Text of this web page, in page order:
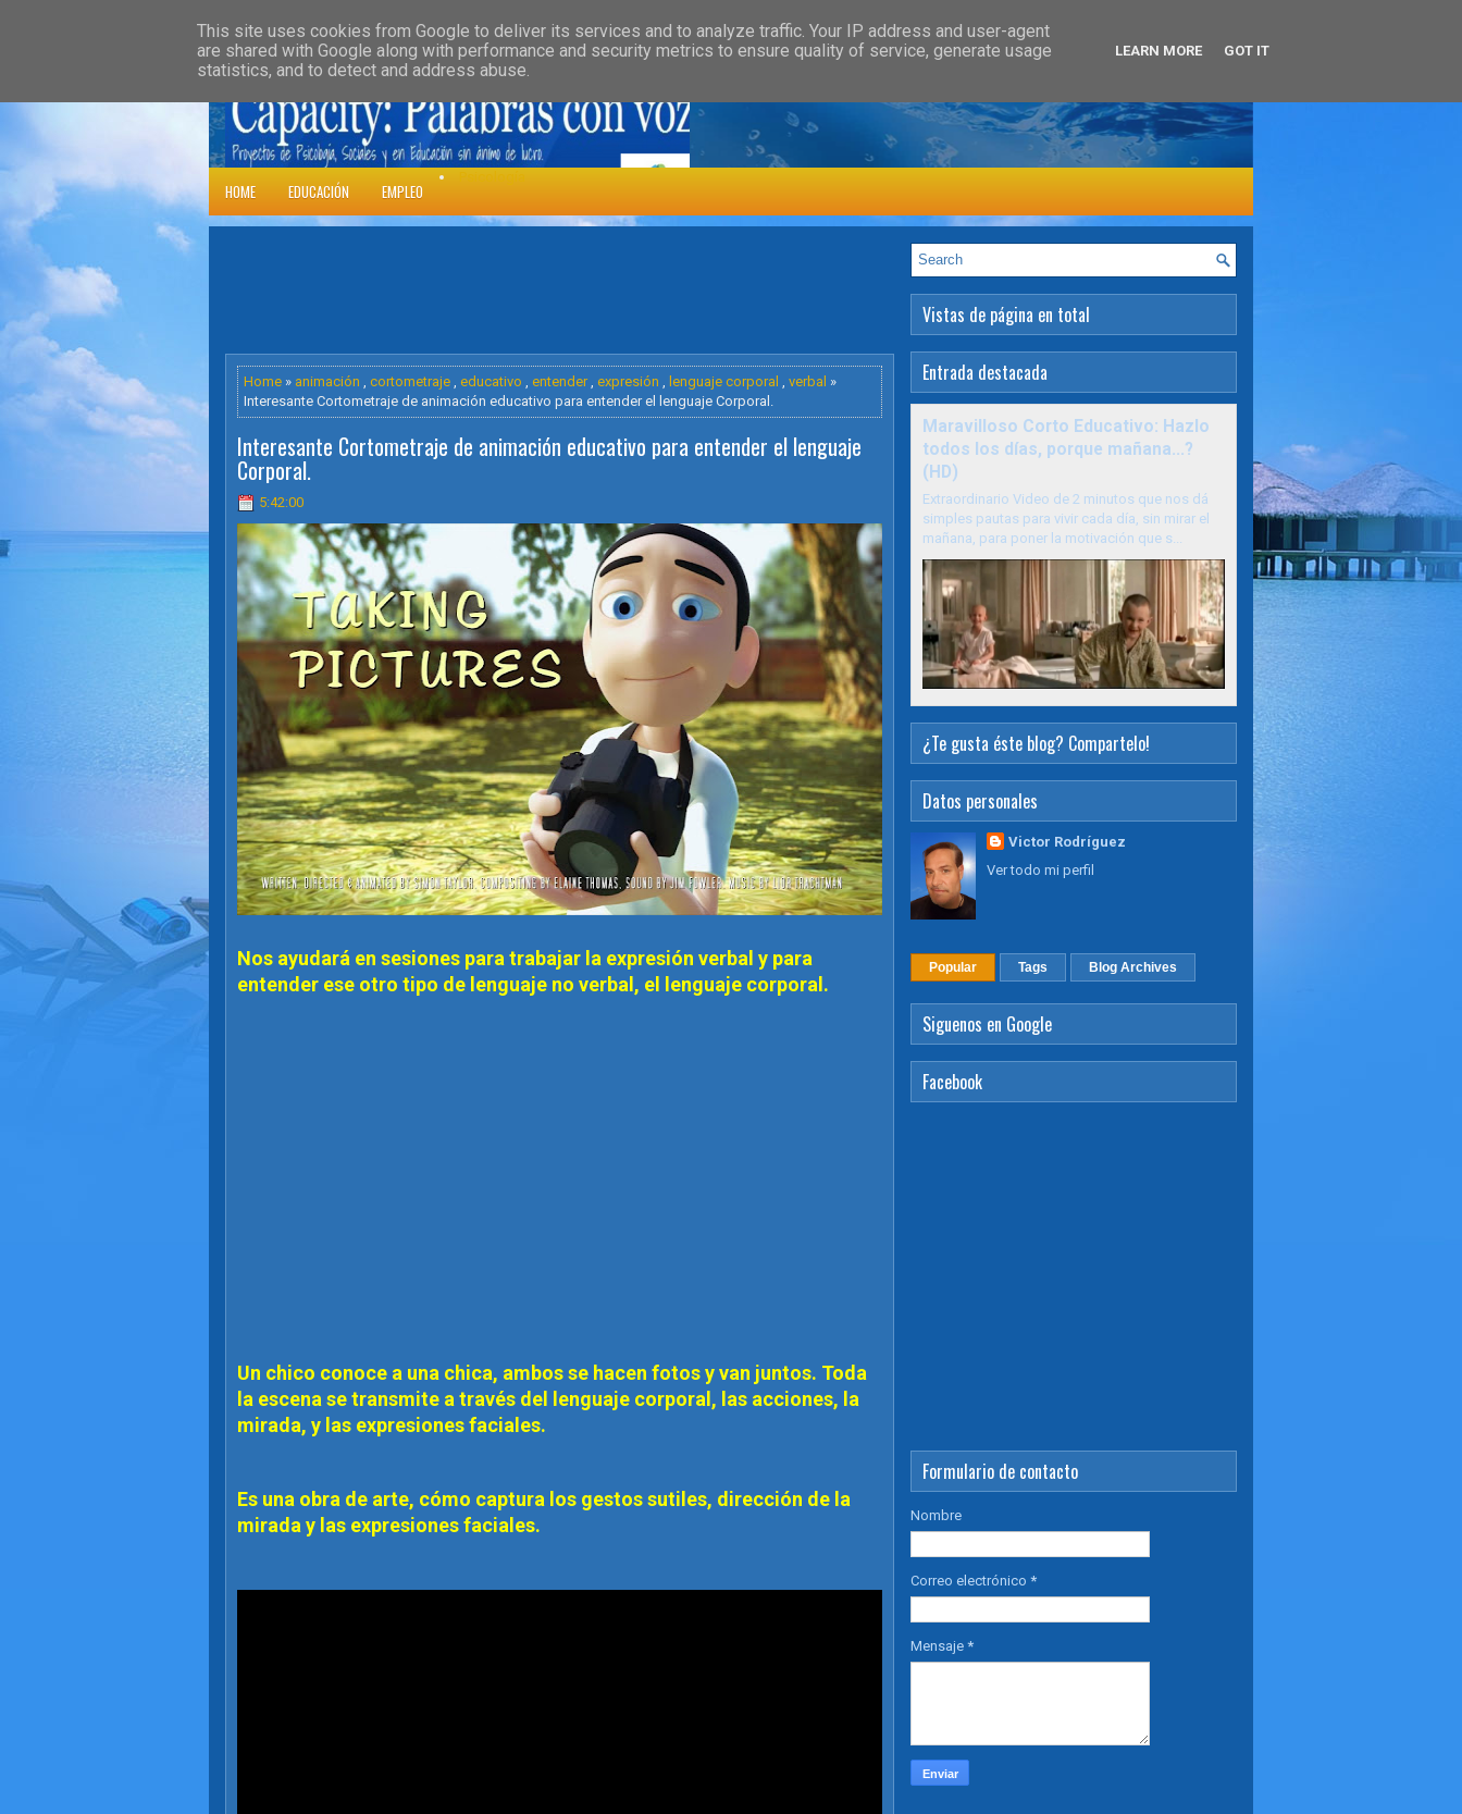
HOME DOWNLOADS » PARENT CATEGORY » FEATURED HEALTH »
HOME EDUCACIÓN EMPLEO
Home » animación , cortometraje , educativo , entender, expresión , lenguaje corporal , verbal »
Interesante Cortometraje de animación educativo para entender el lenguaje Corporal.
Interesante Cortometraje de animación educativo para entender el lenguaje
Corporal.
5:42:00
Nos ayudará en sesiones para trabajar la expresión verbal y para
entender ese otro tipo de lenguaje no verbal, el lenguaje corporal.
Un chico conoce a una chica, ambos se hacen fotos y van juntos. Toda
la escena se transmite a través del lenguaje corporal, las acciones, la
mirada, y las expresiones faciales.
Es una obra de arte, cómo captura los gestos sutiles, dirección de la
mirada y las expresiones faciales.
Vistas de página en total
Entrada destacada
Maravilloso Corto Educativo: Hazlo
todos los días, porque mañana...?
(HD)
Extraordinario Video de 2 minutos que nos dá
simples pautas para vivir cada día, sin mirar el
mañana, para poner la motivación que s...
¿Te gusta éste blog? Compartelo!
Datos personales
Victor Rodríguez
Ver todo mi perfil
Popular Tags Blog Archives
Siguenos en Google
Facebook
Formulario de contacto
Nombre
Correo electrónico *
Mensaje *
This site uses cookies from Google to deliver its services and to analyze traffic. Your IP address and user-agent
are shared with Google along with performance and security metrics to ensure quality of service, generate usage
statistics, and to detect and address abuse.
LEARN MORE GOT IT